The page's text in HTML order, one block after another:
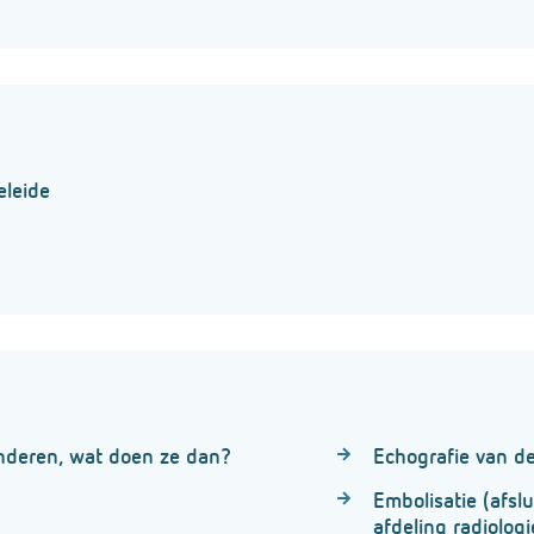
wat doen ze dan? Echografie van
Embolisatie
afdeling